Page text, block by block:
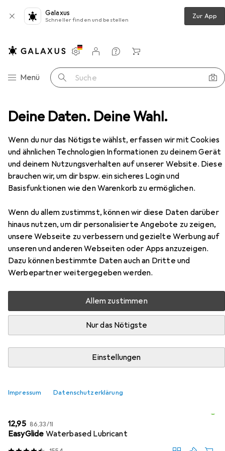
Deine Daten. Deine Wahl.
Wenn du nur das Nötigste wählst, erfassen wir mit Cookies
und ähnlichen Technologien Informationen zu deinem Gerät
und deinem Nutzungsverhalten auf unserer Website. Diese
brauchen wir, um dir bspw. ein sicheres Login und
Basisfunktionen wie den Warenkorb zu ermöglichen.
Wenn du allem zustimmst, können wir diese Daten darüber
hinaus nutzen, um dir personalisierte Angebote zu zeigen,
unsere Webseite zu verbessern und gezielte Werbung auf
unseren und anderen Webseiten oder Apps anzuzeigen.
Dazu können bestimmte Daten auch an Dritte und
Werbepartner weitergegeben werden.
Allem zustimmen
Nur das Nötigste
Einstellungen
Impressum Datenschutzerklärung
Galaxus
Schneller finden und bestellen Zur App
Navigation nach Kategorien
Menü Suche
Einstellungen
Kundenkonto
Vergleichslisten
Merklisten
Warenkorb
Sex Toys Vibrator Curve Toys Baby Star
EUR
94,49
Curve Toys
Baby Star
Zubehör für Curve Toys Baby
Star
Hier findest du passendes Zubehör zum Produkt Curve
Toys Baby Star aus den Kategorien Gleitmittel und Toy
Relevanz
Produktliste
EUR
12,95 EUR
86,33/1l
EasyGlide Waterbased Lubricant